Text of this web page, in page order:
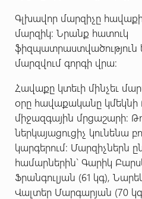
Գլխավոր մարզիչը
մարզիկ: Նրանք հատուկ
ֆիզպատրաստվածություն
մարզվում գորգի վրա:
Հավաքը կտեւի մինչեւ
օրը հավաքականը կմեկնի
միջազգային մրցաշարի:
ներկայացուցիչ կունենա
կարգերում: Մարզիչներն
համարներին` Գարիկ
Ֆրանգուլյան (61 կգ),
Վալտեր Մարգարյան (70